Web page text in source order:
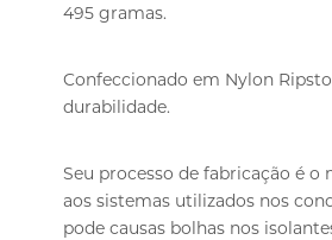
495 gramas.
Confeccionado em Nylon
durabilidade.
Seu processo de fabricação é
aos sistemas utilizados nos
pode causas bolhas nos